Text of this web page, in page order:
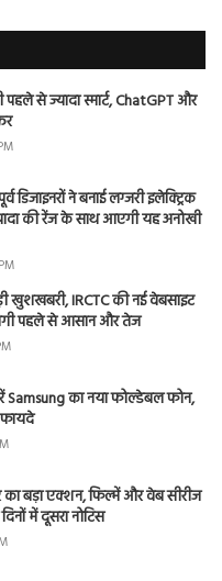
पहले से ज्यादा स्मार्ट, ChatGPT और
ने बनाई लग्जरी इलेक्ट्रिक
की रेंज के साथ आएगी यह अनोखी
खुशखबरी, IRCTC की नई वेबसाइट
पहले से आसान और तेज
Samsung का नया फोल्डेबल फोन,
बड़ा एक्शन, फिल्में और वेब सीरीज
में दूसरा नोटिस